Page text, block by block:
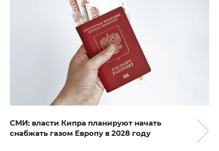
СМИ: власти Кипра планируют начать
снабжать газом Европу в 2028 году